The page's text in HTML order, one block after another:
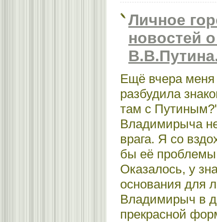
Личное
новостей
Ещё вчера
разбудила
там с
Владимирыча
врага. Я со
бы её
Оказалось, у
основания для
Владимирыч в
прекрасной